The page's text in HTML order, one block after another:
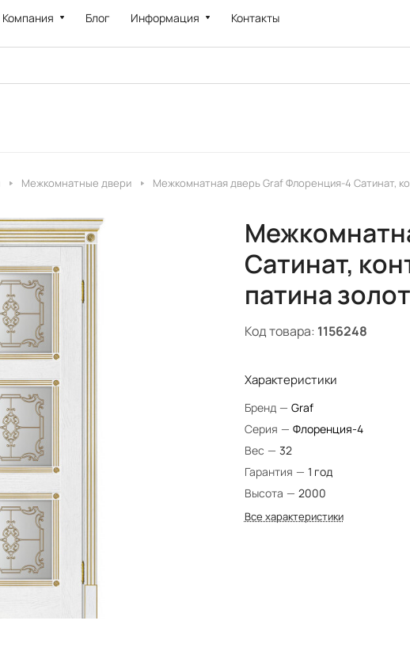
Компания Блог Информация Контакты
Межкомнатные двери Межкомнатная дверь Graf Флоренция-4 Сатинат,
Сатинат,
патина
Код товара: 1156248
Характеристики
Бренд — Graf
Серия — Флоренция-4
Вес — 32
Гарантия — 1 год
Высота — 2000
Все характеристики